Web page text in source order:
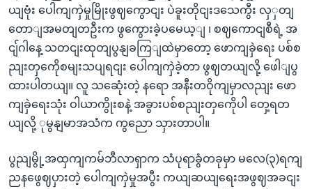
ယျဗုံး ပေါကျကှဲမှုမြိုးဖွဈကွောငျး ပဲခူးတိုငျးဒသေကွီး လှှတျ
တောျအမတျတဦးက ဖွကွေားခဲ့ပမေယ့ျ ၊ စဈကောငျစီရဲ့ အ
ငျ်ဂါနေ့ သတငျးထုတျပွနျခကြျထဲမှာတော့ ဖောကျခှဲရေး ပစ်စ
ညျးတှကေိုစမျးသပျရငျး ပေါကျကှဲခဲ့တာ ဖွဈတယျလို့ ဖေါျပွ
ထားပါတယျ။ လူ သဆေုံးတဲ့ နရော အနီးတဝိုကျမှာလညျး ဖော
ကျခှဲရေးသုံး ဝါယာကွိုးစနဲ့ အခွားပစ်စညျးတှကေိုပါ တှေ့ရတ
ယျလို့ ုမွနျမာအသံက ကွညော သှားတာပါ။
ပွညျမွို့အထှကျကမ်ဘီလာရှာက သံပုရာခွံတခုမှာ မလေ(၃)ရကျ
ညနဖွေဈပှားတဲ့ ပေါကျကှဲမှုအပွီး ကယျဆယျရေးအဖွဈအခငျး